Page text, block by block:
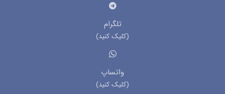
تلگرام
(کلیک کنید)
واتساپ
(کلیک کنید)